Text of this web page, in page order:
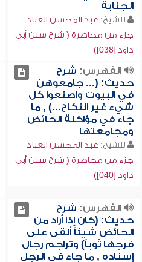
الجنابة
للشيخ: عبد المحسن العباد
جزء من محاضرة ( شرح سنن أبي
داود [038])
الفهرس: شرح
حديث: (... جامعوهن
في البيوت واصنعوا كل
شيء غير النكاح...) , ما
جاء في مؤاكلة الحائض
ومجامعتها
للشيخ: عبد المحسن العباد
جزء من محاضرة ( شرح سنن أبي
داود [040])
الفهرس: شرح
حديث: (كان إذا أراد من
الحائض شيئاً ألقى على
فرجها ثوباً) وتراجم رجال
إسناده , ما جاء في الرجل